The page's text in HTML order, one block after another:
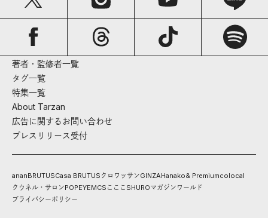
著者・監修者一覧
タグ一覧
特集一覧
About Tarzan
広告に関するお問い合わせ
プレスリリース受付
ananBRUTUSCasa BRUTUS クロワッサンGINZAHanako& Premiumcolocal
クウネル・サロンPOPEYEMCS こここ SHUROマガジンワールド
プライバシーポリシー